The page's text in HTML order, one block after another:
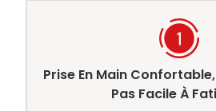
Prise En Main
Pas Facile À